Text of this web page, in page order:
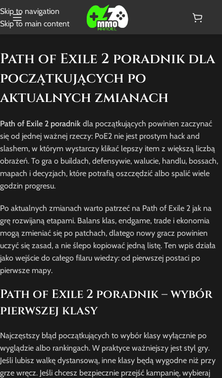
Skip to navigation
Skip to main content
Path of Exile 2 poradnik dla
początkujących po
aktualnych zmianach
Path of Exile 2 poradnik dla początkujących powinien zaczynać
się od jednej ważnej rzeczy: PoE2 nie jest prostym hack and
slashem, w którym wystarczy klikać lepszy item z większą liczbą
obrażeń. To gra o buildach, defensywie, walucie, handlu, bossach,
mapach i decyzjach, które potrafią oszczędzić albo spalić wiele
godzin progresu.
Po aktualnych zmianach warto patrzeć na Path of Exile 2 jak na
grę rozwijaną etapami. Balans klas, endgame, trade i ekonomia
mogą zmieniać się po patchach, dlatego nowy gracz powinien
uczyć się zasad, a nie ślepo kopiować jedną listę. Ten wpis działa
jako wejście do całego filaru wiedzy: od pierwszej postaci po
pierwsze mapy.
Path of Exile 2 poradnik – wybór
pierwszej klasy
Najczęstszy błąd początkujących to wybór klasy wyłącznie po
wyglądzie albo rankingach. W praktyce ważniejszy jest styl gry.
Jeśli lubisz walkę dystansową, inne klasy będą wygodne niż przy
grze wręcz. Jeśli chcesz bezpiecznie przejść kampanię, wybieraj